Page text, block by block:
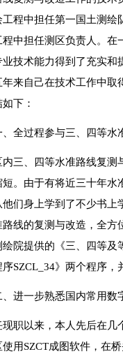
工程中担任第一国土测绘
程中担任测区负责人。在
业技术能力得到了充实
年来自己在技术工作中取
下：
、全过程参与三、四等水
内三、四等水准路线复
短。由于有将近三十年水
他们身上学到了不少书上
路线的复测与改造，全方
绘院提供的《三、四等及
SZCL_34》两个程序，
、进一步熟悉国内常用数
现职以来，本人先后在几
用SZCT成图软件，在